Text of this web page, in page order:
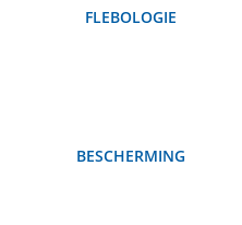
FLEBOLOGIE
BESCHERMING